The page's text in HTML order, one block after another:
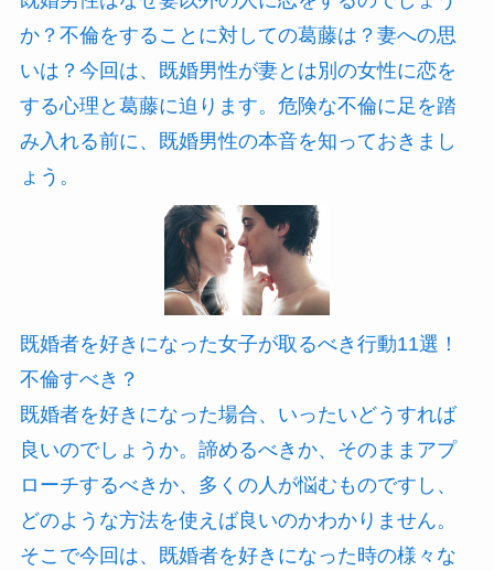
か？不倫をすることに対しての葛藤は？妻への思
いは？今回は、既婚男性が妻とは別の女性に恋を
する心理と葛藤に迫ります。危険な不倫に足を踏
み入れる前に、既婚男性の本音を知っておきまし
ょう。
既婚者を好きになった女子が取るべき行動11選！
不倫すべき？
既婚者を好きになった場合、いったいどうすれば
良いのでしょうか。諦めるべきか、そのままアプ
ローチするべきか、多くの人が悩むものですし、
どのような方法を使えば良いのかわかりません。
そこで今回は、既婚者を好きになった時の様々な